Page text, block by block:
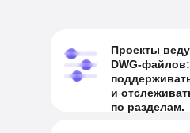
Проекты
DWG-
и
по разделам.